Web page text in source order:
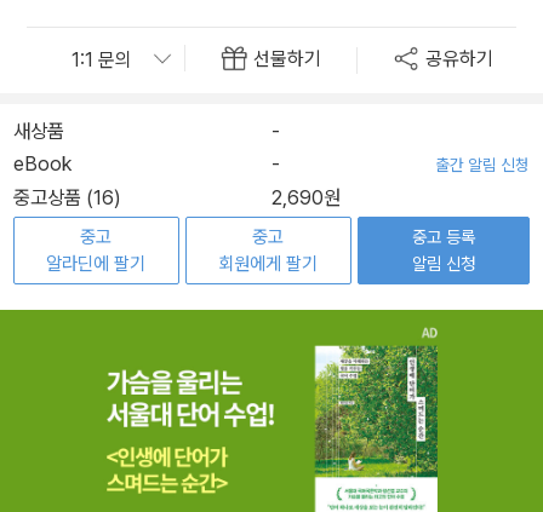
선물하기 공유하기
새상품
-
eBook
- 출간 알림 신청
중고상품 (16) 2,690원
중고
알라딘에 팔기
중고
회원에게 팔기
중고 등록
알림 신청